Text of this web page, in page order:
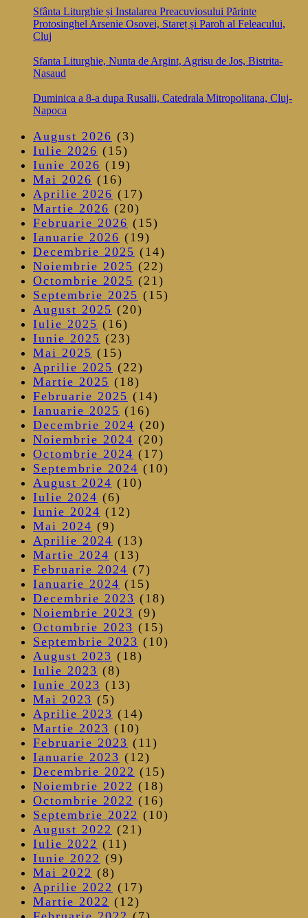
Sfânta Liturghie și Instalarea Preacuviosului Părinte
Protosinghel Arsenie Osovei, Stareț și Paroh al Feleacului,
Cluj
Sfanta Liturghie, Nunta de Argint, Agrisu de Jos, Bistrita-
Nasaud
Duminica a 8-a dupa Rusalii, Catedrala Mitropolitana, Cluj-
Napoca
August 2026 (3)
Iulie 2026 (15)
Iunie 2026 (19)
Mai 2026 (16)
Aprilie 2026 (17)
Martie 2026 (20)
Februarie 2026 (15)
Ianuarie 2026 (19)
Decembrie 2025 (14)
Noiembrie 2025 (22)
Octombrie 2025 (21)
Septembrie 2025 (15)
August 2025 (20)
Iulie 2025 (16)
Iunie 2025 (23)
Mai 2025 (15)
Aprilie 2025 (22)
Martie 2025 (18)
Februarie 2025 (14)
Ianuarie 2025 (16)
Decembrie 2024 (20)
Noiembrie 2024 (20)
Octombrie 2024 (17)
Septembrie 2024 (10)
August 2024 (10)
Iulie 2024 (6)
Iunie 2024 (12)
Mai 2024 (9)
Aprilie 2024 (13)
Martie 2024 (13)
Februarie 2024 (7)
Ianuarie 2024 (15)
Decembrie 2023 (18)
Noiembrie 2023 (9)
Octombrie 2023 (15)
Septembrie 2023 (10)
August 2023 (18)
Iulie 2023 (8)
Iunie 2023 (13)
Mai 2023 (5)
Aprilie 2023 (14)
Martie 2023 (10)
Februarie 2023 (11)
Ianuarie 2023 (12)
Decembrie 2022 (15)
Noiembrie 2022 (18)
Octombrie 2022 (16)
Septembrie 2022 (10)
August 2022 (21)
Iulie 2022 (11)
Iunie 2022 (9)
Mai 2022 (8)
Aprilie 2022 (17)
Martie 2022 (12)